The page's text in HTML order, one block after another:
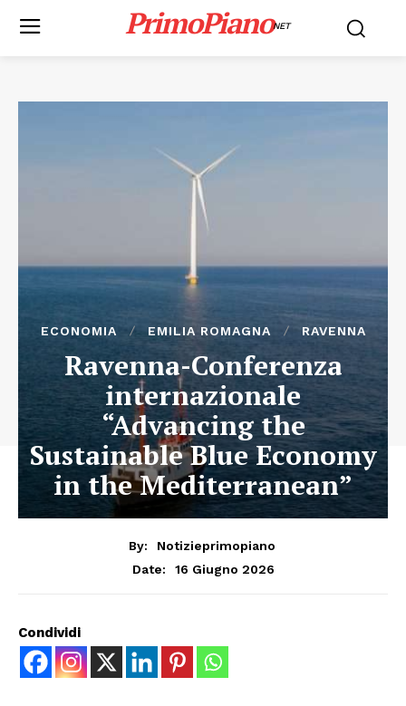
PrimoPianoNET
ECONOMIA EMILIA ROMAGNA RAVENNA
Ravenna-Conferenza
internazionale
“Advancing the
Sustainable Blue Economy
in the Mediterranean”
By:
Notizieprimopiano
Date:
16 Giugno 2026
Condividi